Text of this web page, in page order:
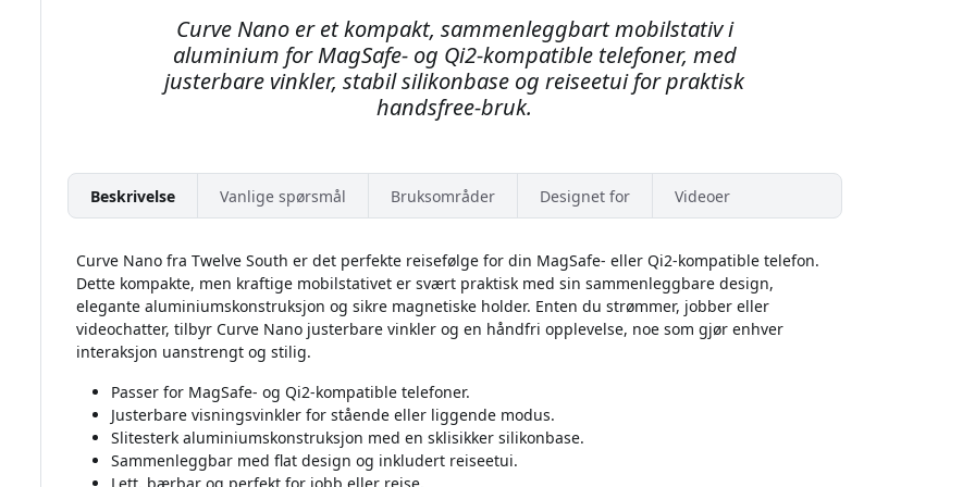
Curve Nano er et kompakt, sammenleggbart mobilstativ i
aluminium for MagSafe- og Qi2-kompatible telefoner, med
justerbare vinkler, stabil silikonbase og reiseetui for praktisk
handsfree-bruk.
Beskrivelse Vanlige spørsmål Bruksområder Designet for Videoer
Curve Nano fra Twelve South er det perfekte reisefølge for din MagSafe- eller Qi2-kompatible telefon.
Dette kompakte, men kraftige mobilstativet er svært praktisk med sin sammenleggbare design,
elegante aluminiumskonstruksjon og sikre magnetiske holder. Enten du strømmer, jobber eller
videochatter, tilbyr Curve Nano justerbare vinkler og en håndfri opplevelse, noe som gjør enhver
interaksjon uanstrengt og stilig.
Passer for MagSafe- og Qi2-kompatible telefoner.
Justerbare visningsvinkler for stående eller liggende modus.
Slitesterk aluminiumskonstruksjon med en sklisikker silikonbase.
Sammenleggbar med flat design og inkludert reiseetui.